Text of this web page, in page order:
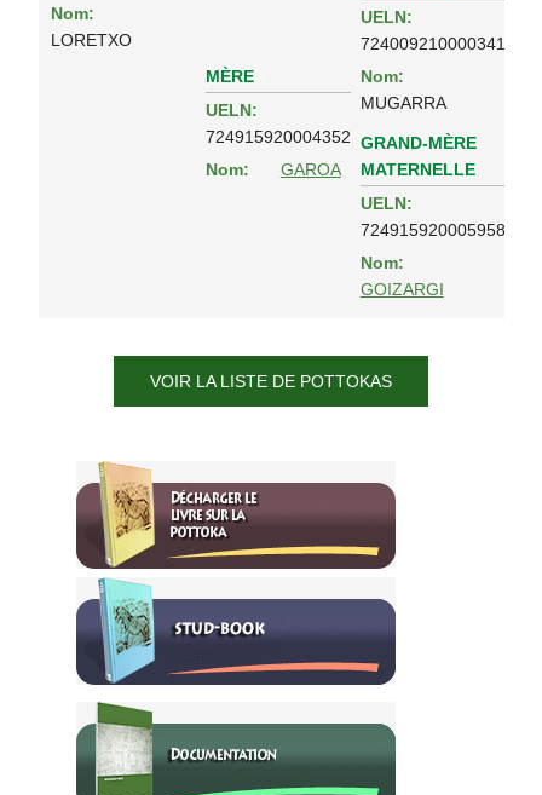
Nom:
LORETXO
MÈRE
UELN:
724915920004352
Nom:
GAROA
UELN:
724009210000341
Nom:
MUGARRA
GRAND-MÈRE
MATERNELLE
UELN:
724915920005958
Nom:
GOIZARGI
VOIR LA LISTE DE POTTOKAS